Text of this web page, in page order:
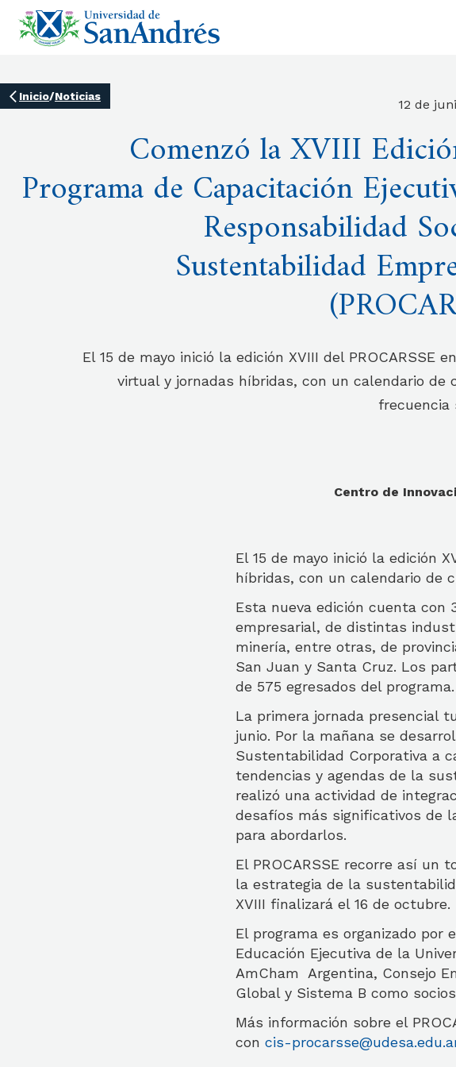
Inicio/Noticias
12 de
Comenzó la XVIII
Programa de Capacitación
Responsabilidad
Sustentabilidad
El 15 de mayo inició la edición XVIII del PROCARSSE
virtual y jornadas híbridas, con un calendario de
frecuencia
Centro de
El 15 de mayo inició la edición
híbridas, con un calendario de
Esta nueva edición cuenta con
empresarial, de distintas
minería, entre otras, de
San Juan y Santa Cruz. Los
de 575 egresados del programa.
La primera jornada presencial
junio. Por la mañana se
Sustentabilidad Corporativa a
tendencias y agendas de la
realizó una actividad de
desafíos más significativos de
para abordarlos.
El PROCARSSE recorre así
la estrategia de la
XVIII finalizará el 16 de octubre.
El programa es organizado por
Educación Ejecutiva de la
AmCham Argentina, Consejo
Global y Sistema B como
Más información sobre el
con cis-